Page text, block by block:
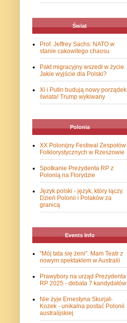
Świat
Prof. Jeffrey Sachs: NATO w
stanie cakowitego chaosu
Pakt migracyjny wszedł w życie.
Jakie wyjście dla Polski?
Xi i Putin budują nowy porządek
świata! Trump wykiwany
Polonia
XX Polonijny Festiwal Zespołów
Folklorystycznych w Rzeszowie
Spotkanie Prezydenta RP z
Polonią na Florydzie
Język polski - język, który łączy.
Dzień Polonii i Polaków za
granicą
Events Info
"Mój tata się żeni". Mam Teatr z
nowym spektaklem w Australii
Prawybory na urząd Prezydenta
RP 2025 - debata 7 kandydatów
Nie żyje Ernestyna Skurjat-
Kozek - unikalna postać Polonii
australijskiej